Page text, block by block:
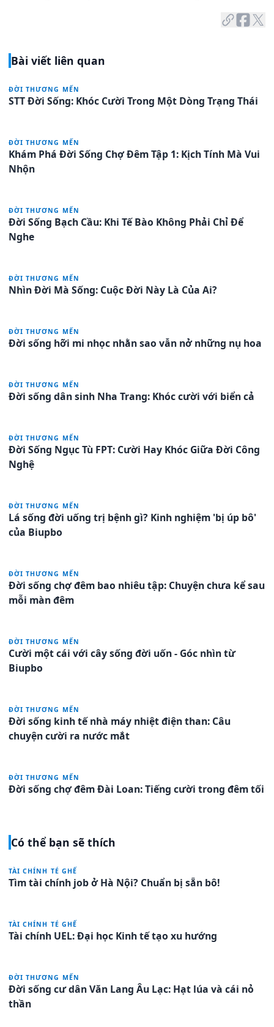
Bài viết liên quan
ĐỜI THƯƠNG MẾN
STT Đời Sống: Khóc Cười Trong Một Dòng Trạng Thái
ĐỜI THƯƠNG MẾN
Khám Phá Đời Sống Chợ Đêm Tập 1: Kịch Tính Mà Vui
Nhộn
ĐỜI THƯƠNG MẾN
Đời Sống Bạch Cầu: Khi Tế Bào Không Phải Chỉ Để
Nghe
ĐỜI THƯƠNG MẾN
Nhìn Đời Mà Sống: Cuộc Đời Này Là Của Ai?
ĐỜI THƯƠNG MẾN
Đời sống hỡi mi nhọc nhằn sao vẫn nở những nụ hoa
ĐỜI THƯƠNG MẾN
Đời sống dân sinh Nha Trang: Khóc cười với biển cả
ĐỜI THƯƠNG MẾN
Đời Sống Ngục Tù FPT: Cười Hay Khóc Giữa Đời Công
Nghệ
ĐỜI THƯƠNG MẾN
Lá sống đời uống trị bệnh gì? Kinh nghiệm 'bị úp bô'
của Biupbo
ĐỜI THƯƠNG MẾN
Đời sống chợ đêm bao nhiêu tập: Chuyện chưa kể sau
mỗi màn đêm
ĐỜI THƯƠNG MẾN
Cười một cái với cây sống đời uốn - Góc nhìn từ
Biupbo
ĐỜI THƯƠNG MẾN
Đời sống kinh tế nhà máy nhiệt điện than: Câu
chuyện cười ra nước mắt
ĐỜI THƯƠNG MẾN
Đời sống chợ đêm Đài Loan: Tiếng cười trong đêm tối
Có thể bạn sẽ thích
TÀI CHÍNH TÉ GHẾ
Tìm tài chính job ở Hà Nội? Chuẩn bị sẵn bô!
TÀI CHÍNH TÉ GHẾ
Tài chính UEL: Đại học Kinh tế tạo xu hướng
ĐỜI THƯƠNG MẾN
Đời sống cư dân Văn Lang Âu Lạc: Hạt lúa và cái nỏ
thần